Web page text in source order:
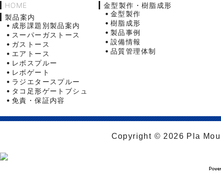
HOME
製品案内
成形課題別製品案内
スーパーガストース
ガストース
エアトース
レボスプルー
レボゲート
ラジエタースプルー
タコ足形ゲートブシュ
免責・保証内容
金型製作・樹脂成形
金型製作
樹脂成形
製品事例
設備情報
品質管理体制
Copyright © 2026 Pla